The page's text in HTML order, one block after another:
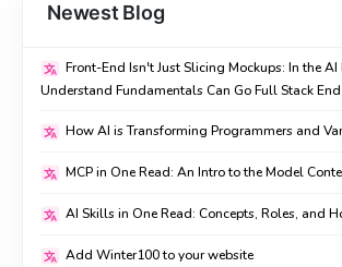
Newest Blog
Front-End Isn't Just Slicing Mockups: In the AI
Understand Fundamentals Can Go Full Stack
How AI is Transforming Programmers and
MCP in One Read: An Intro to the Model
AI Skills in One Read: Concepts, Roles, and
Add Winter100 to your website